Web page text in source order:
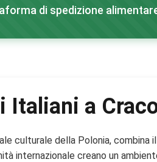
di spedizione
Italiani a
culturale della Polonia,
internazionale creano un